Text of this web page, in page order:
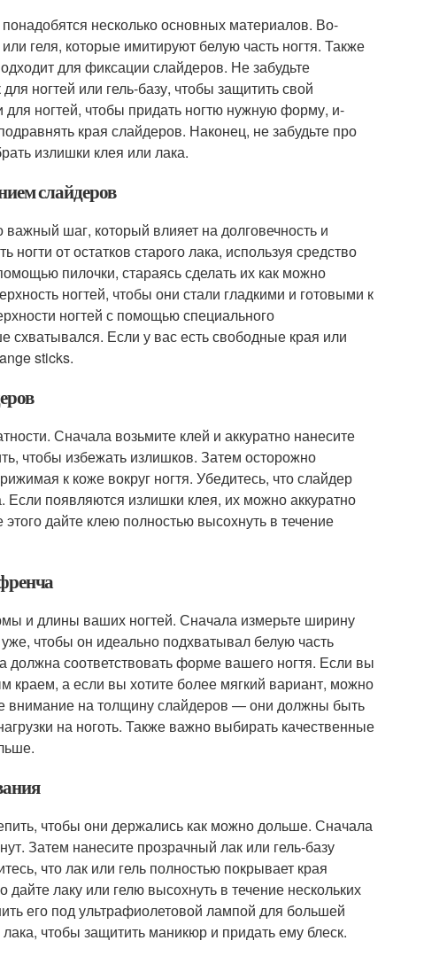
несколько основных материалов. Во-
геля, которые имитируют белую часть ногтя. Также
для фиксации слайдеров. Не забудьте
ногтей или гель-базу, чтобы защитить свой
для ногтей, чтобы придать ногтю нужную форму, и-
края слайдеров. Наконец, не забудьте про
излишки клея или лака.
слайдеров
шаг, который влияет на долговечность и
от остатков старого лака, используя средство
пилочки, стараясь сделать их как можно
ногтей, чтобы они стали гладкими и готовыми к
ногтей с помощью специального
Если у вас есть свободные края или
sticks.
Сначала возьмите клей и аккуратно нанесите
чтобы избежать излишков. Затем осторожно
к коже вокруг ногтя. Убедитесь, что слайдер
Если появляются излишки клея, их можно аккуратно
дайте клею полностью высохнуть в течение
и длины ваших ногтей. Сначала измерьте ширину
чтобы он идеально подхватывал белую часть
соответствовать форме вашего ногтя. Если вы
краем, а если вы хотите более мягкий вариант, можно
внимание на толщину слайдеров — они должны быть
на ноготь. Также важно выбирать качественные
чтобы они держались как можно дольше. Сначала
Затем нанесите прозрачный лак или гель-базу
что лак или гель полностью покрывает края
лаку или гелю высохнуть в течение нескольких
его под ультрафиолетовой лампой для большей
чтобы защитить маникюр и придать ему блеск.